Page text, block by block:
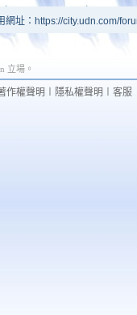
網址：https://city.udn.com/
立場。
作權聲明 隱私權聲明 客服